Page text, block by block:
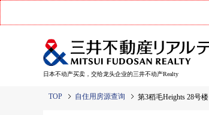
日本不动产买卖，交给龙头企业的三井不动产Realty
TOP 自住用房源查询 第3稻毛Heights 28号楼